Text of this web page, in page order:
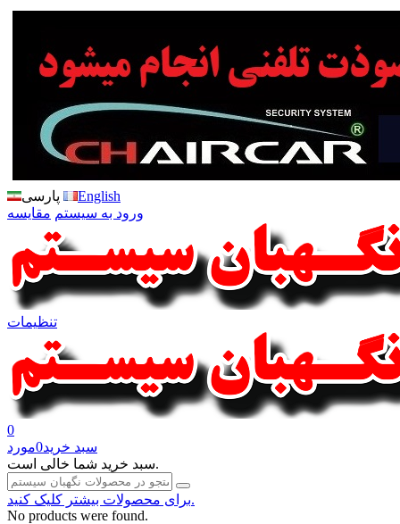
پارسی
English
ورود به سیستم مقایسه
تنظیمات
0
سبد خرید0مورد
سبد خرید شما خالی است.
برای محصولات بیشتر کلیک کنید.
No products were found.